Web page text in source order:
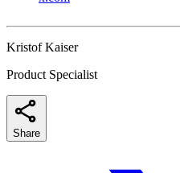
Kristof Kaiser
Product Specialist
Share